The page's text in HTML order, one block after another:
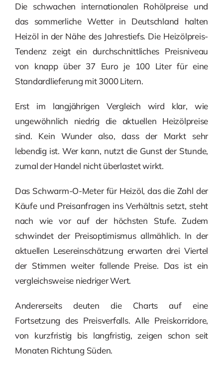
Die schwachen internationalen Rohölpreise und
das sommerliche Wetter in Deutschland halten
Heizöl in der Nähe des Jahrestiefs. Die Heizölpreis-
Tendenz zeigt ein durchschnittliches Preisniveau
von knapp über 37 Euro je 100 Liter für eine
Standardlieferung mit 3000 Litern.
Erst im langjährigen Vergleich wird klar, wie
ungewöhnlich niedrig die aktuellen Heizölpreise
sind. Kein Wunder also, dass der Markt sehr
lebendig ist. Wer kann, nutzt die Gunst der Stunde,
zumal der Handel nicht überlastet wirkt.
Das Schwarm-O-Meter für Heizöl, das die Zahl der
Käufe und Preisanfragen ins Verhältnis setzt, steht
nach wie vor auf der höchsten Stufe. Zudem
schwindet der Preisoptimismus allmählich. In der
aktuellen Lesereinschätzung erwarten drei Viertel
der Stimmen weiter fallende Preise. Das ist ein
vergleichsweise niedriger Wert.
Andererseits deuten die Charts auf eine
Fortsetzung des Preisverfalls. Alle Preiskorridore,
von kurzfristig bis langfristig, zeigen schon seit
Monaten Richtung Süden.